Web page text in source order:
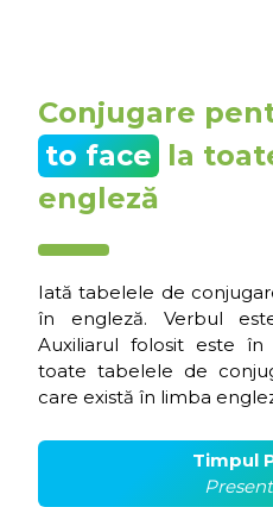
Conjugare
to face la
engleză
Iată tabelele de
în engleză. Verbul
Auxiliarul folosit este în
toate tabelele de
care există în limba
Timpul